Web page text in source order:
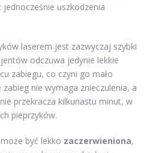
uszkodzenia
laserem jest zazwyczaj szybki
odczuwa jedynie lekkie
zabiegu, co czyni go mało
nie wymaga znieczulenia, a
przekracza kilkunastu minut, w
pieprzyków.
być lekko zaczerwieniona,